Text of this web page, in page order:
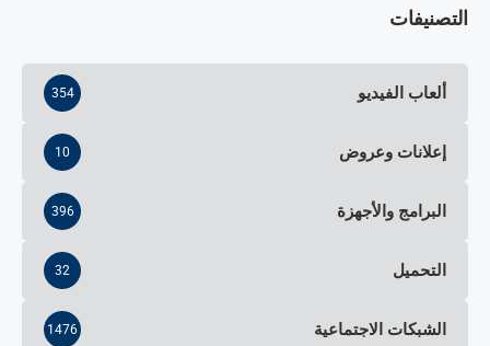
التصنيفات
ألعاب الفيديو 354
إعلانات وعروض 10
البرامج والأجهزة 396
التحميل 32
الشبكات الاجتماعية 1476